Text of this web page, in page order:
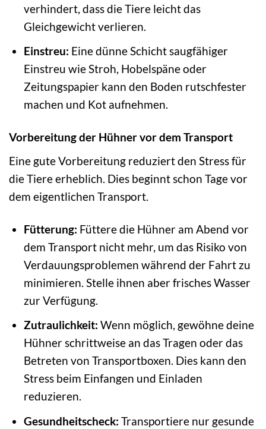
verhindert, dass die Tiere leicht das
Gleichgewicht verlieren.
Einstreu: Eine dünne Schicht saugfähiger
Einstreu wie Stroh, Hobelspäne oder
Zeitungspapier kann den Boden rutschfester
machen und Kot aufnehmen.
Vorbereitung der Hühner vor dem Transport
Eine gute Vorbereitung reduziert den Stress für
die Tiere erheblich. Dies beginnt schon Tage vor
dem eigentlichen Transport.
Fütterung: Füttere die Hühner am Abend vor
dem Transport nicht mehr, um das Risiko von
Verdauungsproblemen während der Fahrt zu
minimieren. Stelle ihnen aber frisches Wasser
zur Verfügung.
Zutraulichkeit: Wenn möglich, gewöhne deine
Hühner schrittweise an das Tragen oder das
Betreten von Transportboxen. Dies kann den
Stress beim Einfangen und Einladen
reduzieren.
Gesundheitscheck: Transportiere nur gesunde